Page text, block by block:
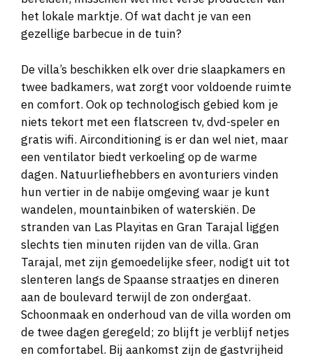
het lokale marktje. Of wat dacht je van een
gezellige barbecue in de tuin?
De villa’s beschikken elk over drie slaapkamers en
twee badkamers, wat zorgt voor voldoende ruimte
en comfort. Ook op technologisch gebied kom je
niets tekort met een flatscreen tv, dvd-speler en
gratis wifi. Airconditioning is er dan wel niet, maar
een ventilator biedt verkoeling op de warme
dagen. Natuurliefhebbers en avonturiers vinden
hun vertier in de nabije omgeving waar je kunt
wandelen, mountainbiken of waterskiën. De
stranden van Las Playitas en Gran Tarajal liggen
slechts tien minuten rijden van de villa. Gran
Tarajal, met zijn gemoedelijke sfeer, nodigt uit tot
slenteren langs de Spaanse straatjes en dineren
aan de boulevard terwijl de zon ondergaat.
Schoonmaak en onderhoud van de villa worden om
de twee dagen geregeld; zo blijft je verblijf netjes
en comfortabel. Bij aankomst zijn de gastvrijheid